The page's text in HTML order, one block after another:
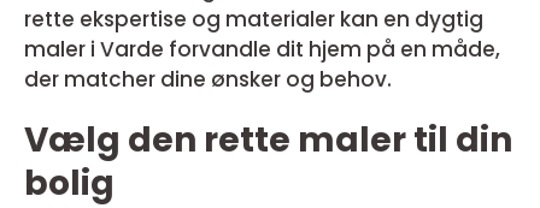
rette ekspertise og materialer kan en dygtig
maler i Varde forvandle dit hjem på en måde,
der matcher dine ønsker og behov.
Vælg den rette maler til din
bolig